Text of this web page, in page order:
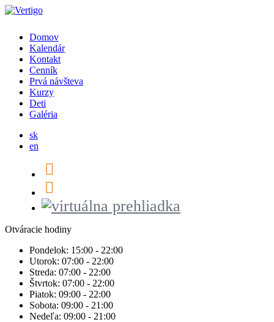
Domov
Kalendár
Kontakt
Cenník
Prvá návšteva
Kurzy
Deti
Galéria
sk
en
Otváracie hodiny
Pondelok: 15:00 - 22:00
Utorok: 07:00 - 22:00
Streda: 07:00 - 22:00
Štvrtok: 07:00 - 22:00
Piatok: 09:00 - 22:00
Sobota: 09:00 - 21:00
Nedeľa: 09:00 - 21:00